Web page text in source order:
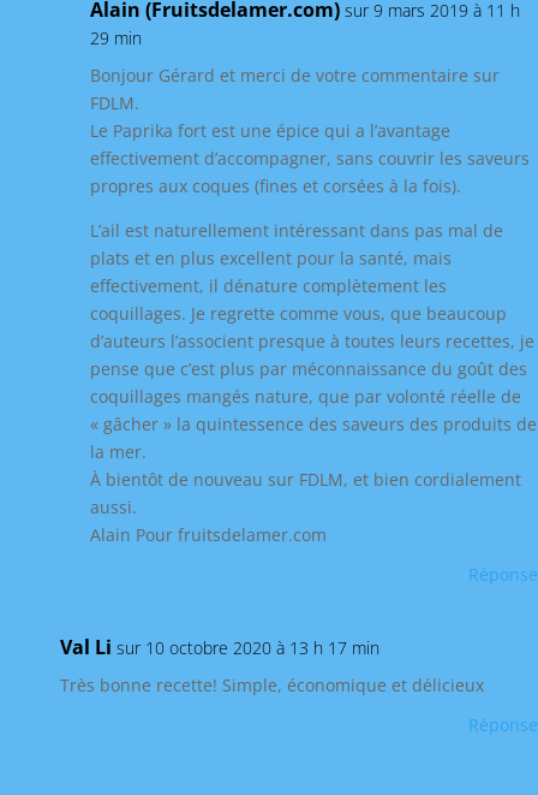
Alain (Fruitsdelamer.com) sur 9 mars 2019 à 11 h
29 min
Bonjour Gérard et merci de votre commentaire sur
FDLM.
Le Paprika fort est une épice qui a l’avantage
effectivement d’accompagner, sans couvrir les saveurs
propres aux coques (fines et corsées à la fois).
L’ail est naturellement intéressant dans pas mal de
plats et en plus excellent pour la santé, mais
effectivement, il dénature complètement les
coquillages. Je regrette comme vous, que beaucoup
d’auteurs l’associent presque à toutes leurs recettes, je
pense que c’est plus par méconnaissance du goût des
coquillages mangés nature, que par volonté réelle de
« gâcher » la quintessence des saveurs des produits de
la mer.
À bientôt de nouveau sur FDLM, et bien cordialement
aussi.
Alain Pour fruitsdelamer.com
Réponse
Val Li sur 10 octobre 2020 à 13 h 17 min
Très bonne recette! Simple, économique et délicieux
Réponse